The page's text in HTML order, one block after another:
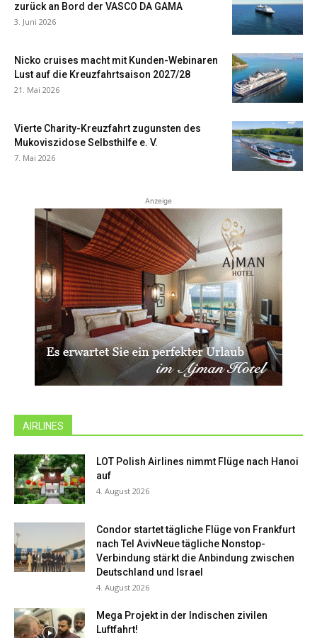
zurück an Bord der VASCO DA GAMA
3. Juni 2026
Nicko cruises macht mit Kunden-Webinaren
Lust auf die Kreuzfahrtsaison 2027/28
21. Mai 2026
Vierte Charity-Kreuzfahrt zugunsten des
Mukoviszidose Selbsthilfe e. V.
7. Mai 2026
Anzeige
AIRLINES
LOT Polish Airlines nimmt Flüge nach Hanoi
auf
4. August 2026
Condor startet tägliche Flüge von Frankfurt
nach Tel AvivNeue tägliche Nonstop-
Verbindung stärkt die Anbindung zwischen
Deutschland und Israel
4. August 2026
Mega Projekt in der Indischen zivilen
Luftfahrt!